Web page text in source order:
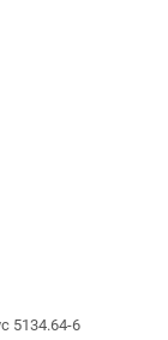
5134.64-6